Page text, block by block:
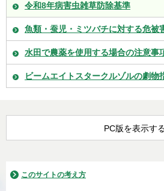
令和8年病害虫雑草防除基準
魚類・蚕児・ミツバチに対する危被
水田で農薬を使用する場合の注意事
ビームエイトスタークルゾルの劇物
PC版を表示す
このサイトの考え方